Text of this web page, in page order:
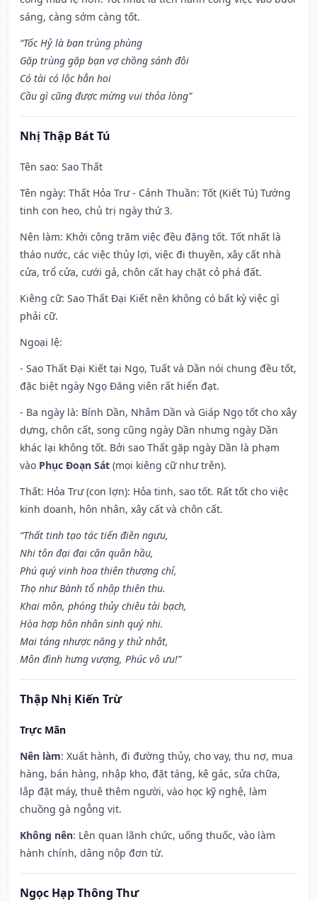
sáng, càng sớm càng tốt.
“Tốc Hỷ là bạn trùng phùng
Gặp trùng gặp bạn vợ chồng sánh đôi
Có tài có lộc hẳn hoi
Cầu gì cũng được mừng vui thỏa lòng”
Nhị Thập Bát Tú
Tên sao: Sao Thất
Tên ngày: Thất Hỏa Trư - Cảnh Thuần: Tốt (Kiết Tú) Tướng
tinh con heo, chủ trị ngày thứ 3.
Nên làm: Khởi công trăm việc đều đặng tốt. Tốt nhất là
tháo nước, các việc thủy lợi, việc đi thuyền, xây cất nhà
cửa, trổ cửa, cưới gả, chôn cất hay chặt cỏ phá đất.
Kiêng cữ: Sao Thất Đại Kiết nên không có bất kỳ việc gì
phải cữ.
Ngoại lệ:
- Sao Thất Đại Kiết tại Ngọ, Tuất và Dần nói chung đều tốt,
đặc biệt ngày Ngọ Đăng viên rất hiển đạt.
- Ba ngày là: Bính Dần, Nhâm Dần và Giáp Ngọ tốt cho xây
dựng, chôn cất, song cũng ngày Dần nhưng ngày Dần
khác lại không tốt. Bởi sao Thất gặp ngày Dần là phạm
vào Phục Đoạn Sát (mọi kiêng cữ như trên).
Thất: Hỏa Trư (con lợn): Hỏa tinh, sao tốt. Rất tốt cho việc
kinh doanh, hôn nhân, xây cất và chôn cất.
“Thất tinh tạo tác tiến điền ngưu,
Nhi tôn đại đại cận quân hầu,
Phú quý vinh hoa thiên thượng chỉ,
Thọ như Bành tổ nhập thiên thu.
Khai môn, phóng thủy chiêu tài bạch,
Hòa hợp hôn nhân sinh quý nhi.
Mai táng nhược năng y thử nhật,
Môn đình hưng vượng, Phúc vô ưu!”
Thập Nhị Kiến Trừ
Trực Mãn
Nên làm: Xuất hành, đi đường thủy, cho vay, thu nợ, mua
hàng, bán hàng, nhập kho, đặt táng, kê gác, sửa chữa,
lắp đặt máy, thuê thêm người, vào học kỹ nghệ, làm
chuồng gà ngỗng vịt.
Không nên: Lên quan lãnh chức, uống thuốc, vào làm
hành chính, dâng nộp đơn từ.
Ngọc Hạp Thông Thư